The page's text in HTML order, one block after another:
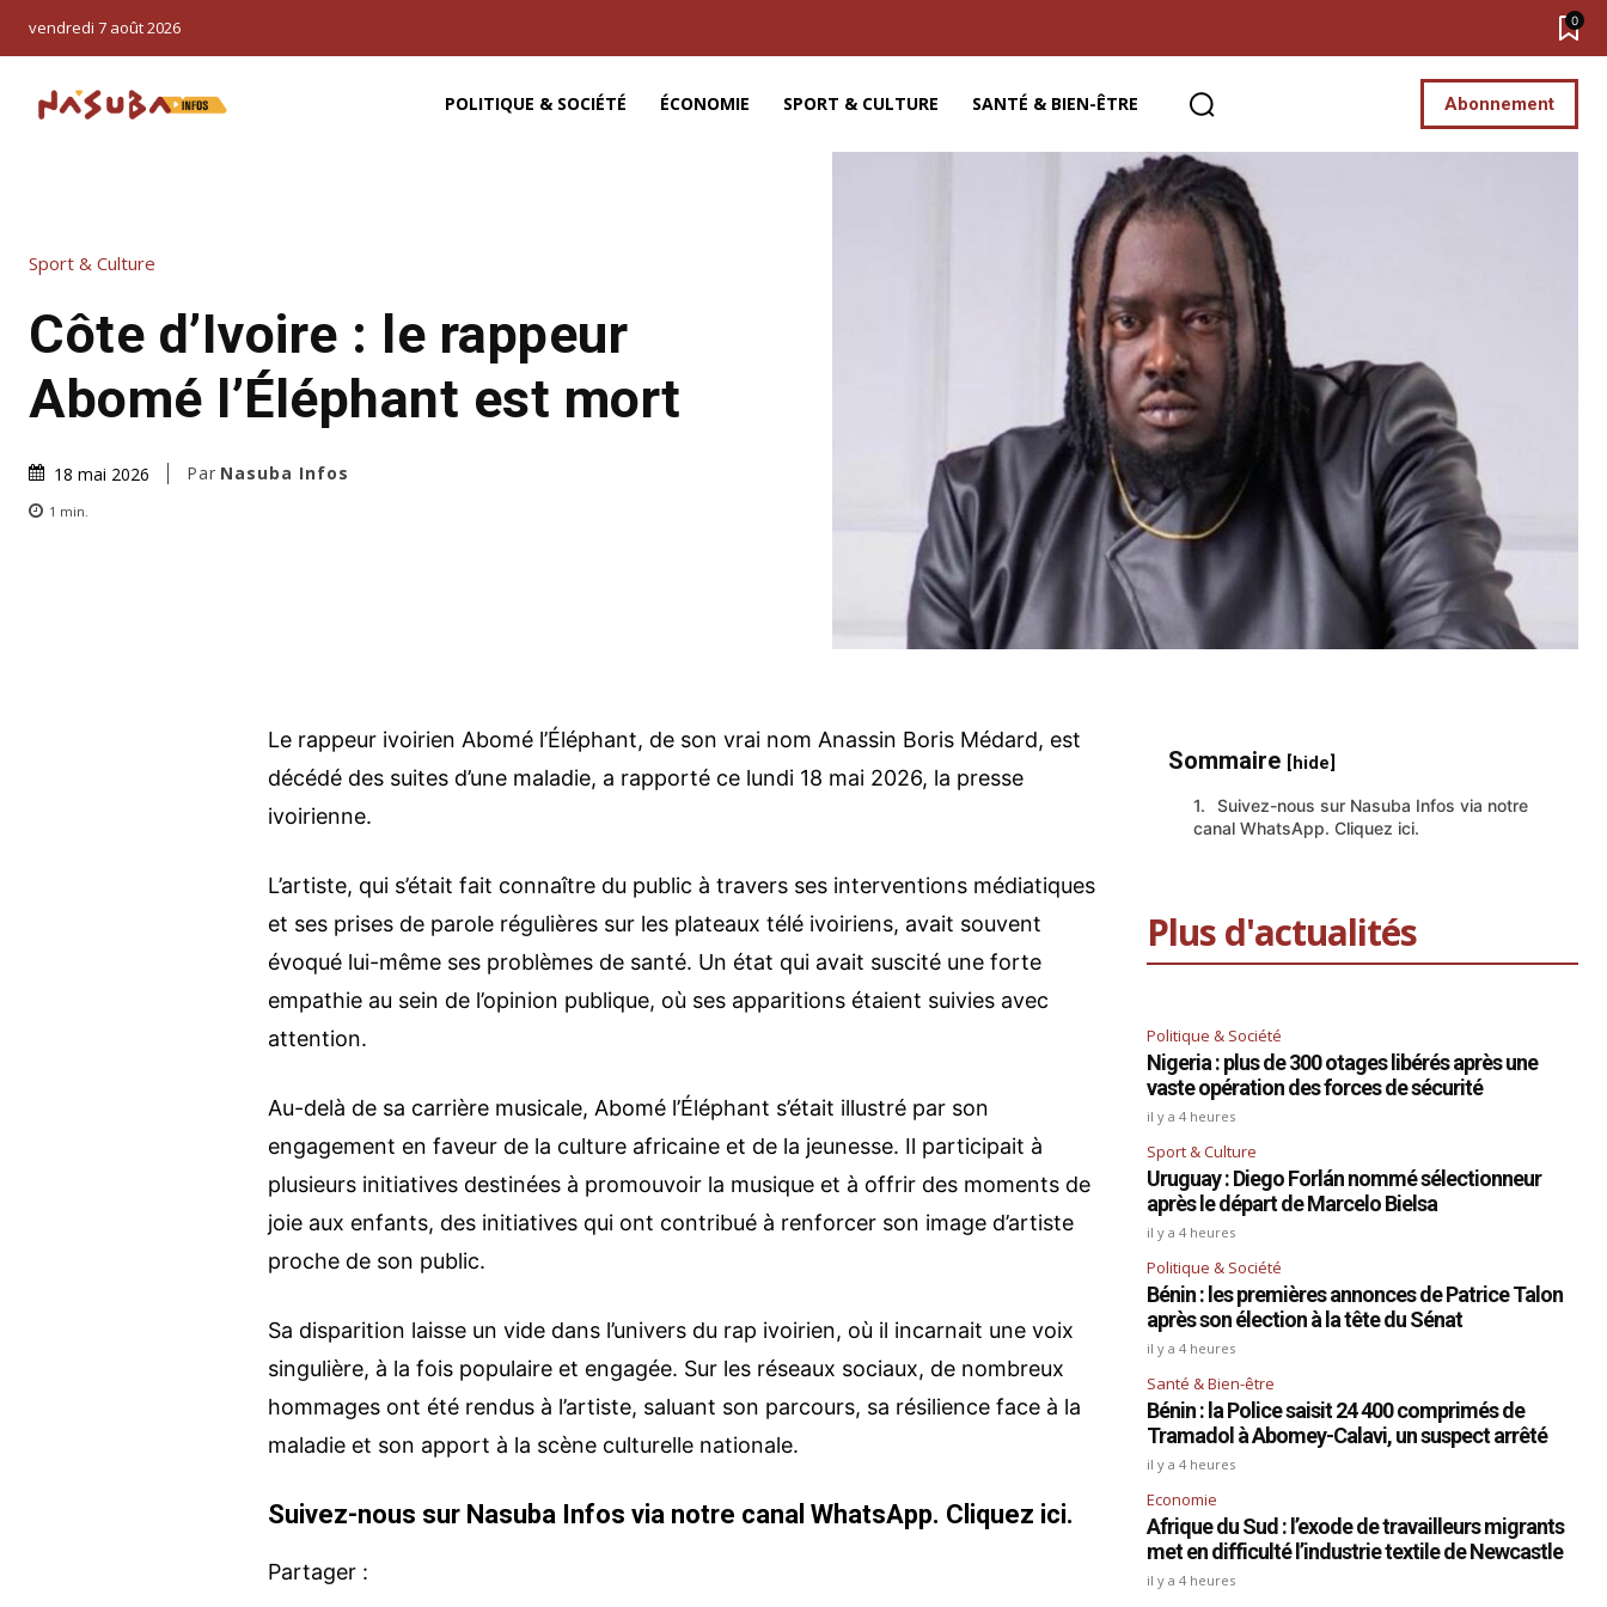
vendredi 7 août 2026 0
POLITIQUE & SOCIÉTÉ ÉCONOMIE SPORT & CULTURE SANTÉ & BIEN-ÊTRE Abonnement
Sport & Culture
Côte d’Ivoire : le rappeur
Abomé l’Éléphant est mort
18 mai 2026 Par Nasuba Infos
1 min.
Le rappeur ivoirien Abomé l’Éléphant, de son vrai nom Anassin Boris Médard, est
décédé des suites d’une maladie, a rapporté ce lundi 18 mai 2026, la presse
ivoirienne.
L’artiste, qui s’était fait connaître du public à travers ses interventions médiatiques
et ses prises de parole régulières sur les plateaux télé ivoiriens, avait souvent
évoqué lui-même ses problèmes de santé. Un état qui avait suscité une forte
empathie au sein de l’opinion publique, où ses apparitions étaient suivies avec
attention.
Au-delà de sa carrière musicale, Abomé l’Éléphant s’était illustré par son
engagement en faveur de la culture africaine et de la jeunesse. Il participait à
plusieurs initiatives destinées à promouvoir la musique et à offrir des moments de
joie aux enfants, des initiatives qui ont contribué à renforcer son image d’artiste
proche de son public.
Sa disparition laisse un vide dans l’univers du rap ivoirien, où il incarnait une voix
singulière, à la fois populaire et engagée. Sur les réseaux sociaux, de nombreux
hommages ont été rendus à l’artiste, saluant son parcours, sa résilience face à la
maladie et son apport à la scène culturelle nationale.
Suivez-nous sur Nasuba Infos via notre canal WhatsApp. Cliquez ici.
Partager :
Sommaire [hide]
Suivez-nous sur Nasuba Infos via notre
canal WhatsApp. Cliquez ici.
Plus d'actualités
Politique & Société
Nigeria : plus de 300 otages libérés après une
vaste opération des forces de sécurité
il y a 4 heures
Sport & Culture
Uruguay : Diego Forlán nommé sélectionneur
après le départ de Marcelo Bielsa
il y a 4 heures
Politique & Société
Bénin : les premières annonces de Patrice Talon
après son élection à la tête du Sénat
il y a 4 heures
Santé & Bien-être
Bénin : la Police saisit 24 400 comprimés de
Tramadol à Abomey-Calavi, un suspect arrêté
il y a 4 heures
Economie
Afrique du Sud : l’exode de travailleurs migrants
met en difficulté l’industrie textile de Newcastle
il y a 4 heures